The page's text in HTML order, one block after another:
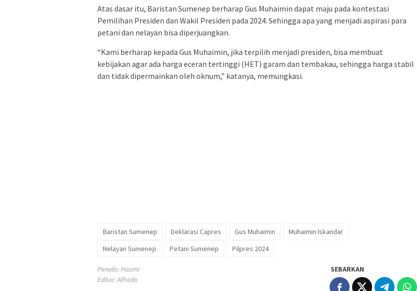
Atas dasar itu, Baristan Sumenep berharap Gus Muhaimin dapat maju pada kontestasi
Pemilihan Presiden dan Wakil Presiden pada 2024. Sehingga apa yang menjadi aspirasi para
petani dan nelayan bisa diperjuangkan.
“Kami berharap kepada Gus Muhaimin, jika terpilih menjadi presiden, bisa membuat
kebijakan agar ada harga eceran tertinggi (HET) garam dan tembakau, sehingga harga stabil
dan tidak dipermainkan oleh oknum,” katanya, memungkasi.
Baristan Sumenep Deklarasi Capres Gus Muhaimin
Muhaimin Iskandar
Nelayan Sumenep
Petani Sumenep Pilpres 2024
Penulis: Hazmi
Editor: Alfredo
SEBARKAN